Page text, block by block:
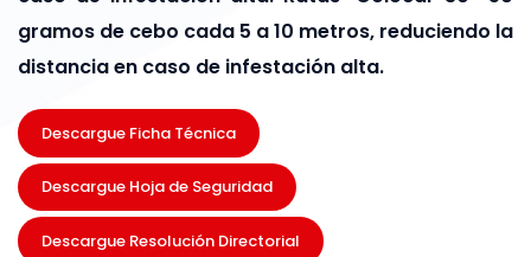
gramos de cebo cada 5 a 10 metros, reduciendo la
distancia en caso de infestación alta.
Descargue Ficha Técnica
Descargue Hoja de Seguridad
Descargue Resolución Directorial